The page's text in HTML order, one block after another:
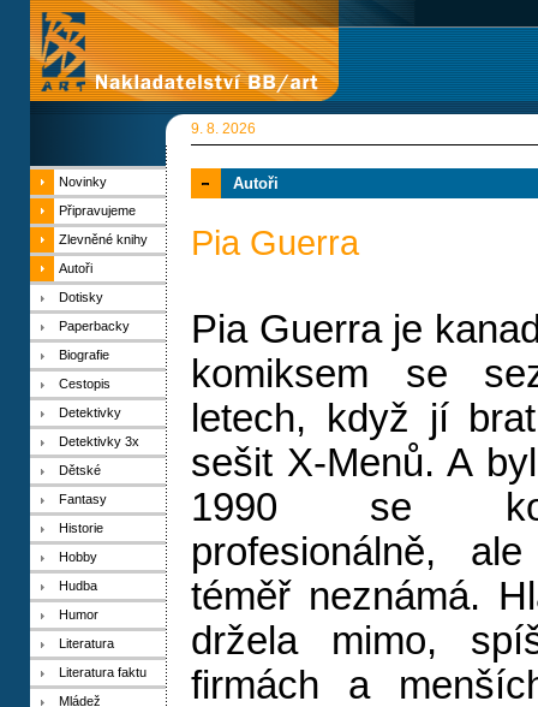
9. 8. 2026
Novinky
Připravujeme
Zlevněné knihy
Autoři
Dotisky
Paperbacky
Biografie
Cestopis
Detektivky
Detektivky 3x
Dětské
Fantasy
Historie
Hobby
Hudba
Humor
Literatura
Literatura faktu
Mládež
Autoři
Pia Guerra
Pia Guerra je
komiksem se
letech, když jí
sešit X-Menů. A
1990 se
profesionálně,
téměř neznámá.
držela mimo,
firmách a